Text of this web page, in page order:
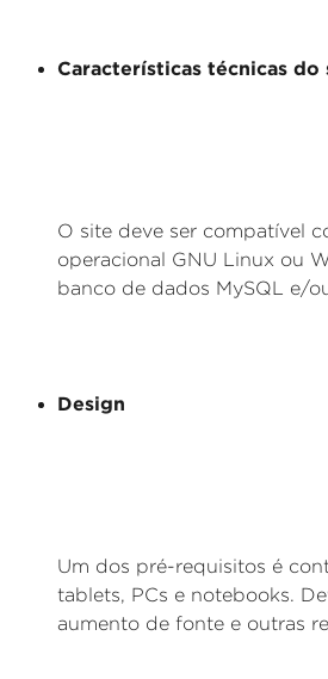
Características técnicas do
O site deve ser compatível
operacional GNU Linux ou
banco de dados MySQL e/
Design
Um dos pré-requisitos é
tablets, PCs e notebooks.
aumento de fonte e outras